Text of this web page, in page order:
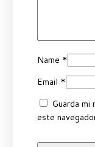
Name *
Email *
Guarda
este